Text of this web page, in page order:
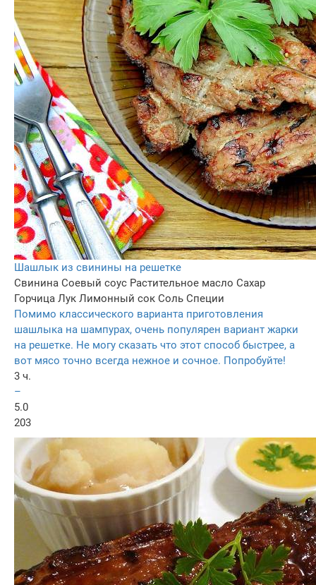
Шашлык из свинины на решетке
Свинина Соевый соус Растительное масло Сахар
Горчица Лук Лимонный сок Соль Специи
Помимо классического варианта приготовления
шашлыка на шампурах, очень популярен вариант жарки
на решетке. Не могу сказать что этот способ быстрее, а
вот мясо точно всегда нежное и сочное. Попробуйте!
3 ч.
–
5.0
203